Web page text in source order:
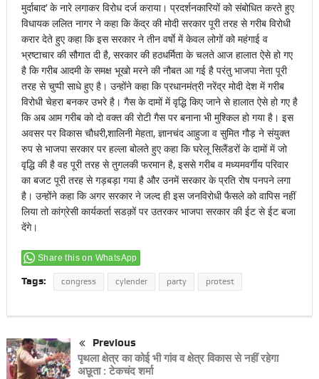
मुर्दाबाद’ के नारे लगाकर विरोध दर्ज कराया। प्रदर्शनकारियों को संबोधित करते हुए
विधायक ललित नागर ने कहा कि केंद्र की मोदी सरकार पूरी तरह से गरीब विरोधी
करार देते हुए कहा कि इस सरकार ने तीन वर्षाे में केवल लोगों को महंगाई व
भ्रष्टाचार की सौगात दी है, सरकार की हठधर्मिता के चलते आज हालात ऐसे हो गए
है कि गरीब आदमी के समक्ष भूखो मरने की नौबत आ गई है परंतु भाजपा नेता पूरी
तरह से चुप्पी साधे हुए है। उन्होंने कहा कि प्रधानमंत्री नरेंद्र मोदी देश में गरीब
विरोधी चेहरा बनकर उभरे है। गैस के दामों में वृद्धि किए जाने से हालात ऐसे हो गए है
कि अब आम गरीब को दो वक्त की रोटी गैस पर बनाना भी मुश्किल हो गया है। इस
अवसर पर विकास चौधरी,शालिनी मेहता, ज्ञानचंद आहुजा व सुमित गौड़ ने संयुक्त
रुप से भाजपा सरकार पर हल्ला बोलते हुए कहा कि घरेलू सिलैंडरों के दामों में जो
वृद्धि की है वह पूरी तरह से तुगलकी फरमान है, इससे गरीब व मध्यमवर्गीय परिवार
का बजट पूरी तरह से गड़बड़ा गया है और उनमें सरकार के प्रति रोष पनपने लगा
है। उन्होंने कहा कि अगर सरकार ने जल्द ही इस जनविरोधी फैसले को वापिस नहीं
लिया तो कांग्रेसी कार्यकर्ता सडक़ों पर उतरकर भाजपा सरकार की ईट से ईट बजा
देंगे।
Share this on WhatsApp
Tags: congress cylender party protest
Previous
पृथला क्षेत्र का कोई भी गांव व क्षेत्र विकास से नहीं रहेगा
अछूता : टेकचंद शर्मा